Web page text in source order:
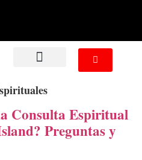
Consulta Espiritual
Preguntas y